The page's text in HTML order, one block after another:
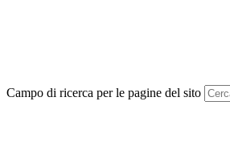
Campo di ricerca per le pagine del sito